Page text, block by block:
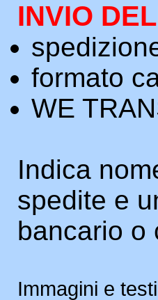
INVIO
formato
WE
Indica
spedite e
bancario o
Immagini e